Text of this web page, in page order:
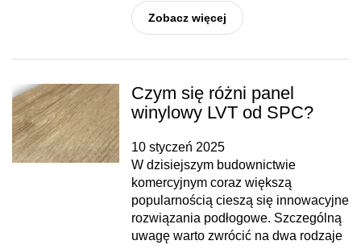
Zobacz więcej
Czym się różni panel
winylowy LVT od SPC?
10 styczeń 2025
W dzisiejszym budownictwie
komercyjnym coraz większą
popularnością cieszą się innowacyjne
rozwiązania podłogowe. Szczególną
uwagę warto zwrócić na dwa rodzaje